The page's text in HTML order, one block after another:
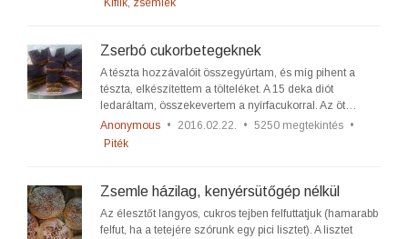
Kiflik, zsemlék
Zserbó cukorbetegeknek
A tészta hozzávalóit összegyúrtam, és míg pihent a
tészta, elkészítettem a tölteléket. A 15 deka diót
ledaráltam, összekevertem a nyírfacukorral. Az öt…
Anonymous • 2016.02.22. • 5250 megtekintés •
Piték
Zsemle házilag, kenyérsütőgép nélkül
Az élesztőt langyos, cukros tejben felfuttatjuk (hamarabb
felfut, ha a tetejére szórunk egy pici lisztet). A lisztet